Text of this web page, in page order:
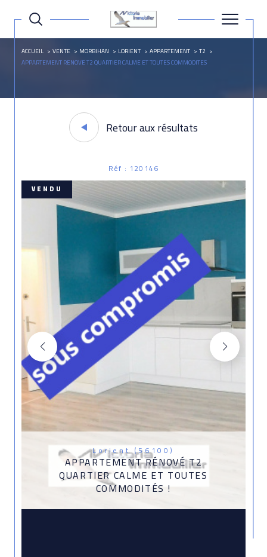
ACCUEIL VENTE MORBIHAN LORIENT APPARTEMENT
T2
APPARTEMENT RENOVE T2 QUARTIER CALME ET TOUTES COMMODITES
Retour aux résultats
Réf : 120146
VENDU
Lorient (56100)
APPARTEMENT RÉNOVÉ T2
QUARTIER CALME ET TOUTES
COMMODITÉS !